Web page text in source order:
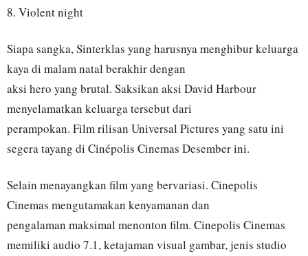
8. Violent night
Siapa sangka, Sinterklas yang harusnya menghibur keluarga
kaya di malam natal berakhir dengan
aksi hero yang brutal. Saksikan aksi David Harbour
menyelamatkan keluarga tersebut dari
perampokan. Film rilisan Universal Pictures yang satu ini
segera tayang di Cinépolis Cinemas Desember ini.
Selain menayangkan film yang bervariasi. Cinepolis
Cinemas mengutamakan kenyamanan dan
pengalaman maksimal menonton film. Cinepolis Cinemas
memiliki audio 7.1, ketajaman visual gambar, jenis studio